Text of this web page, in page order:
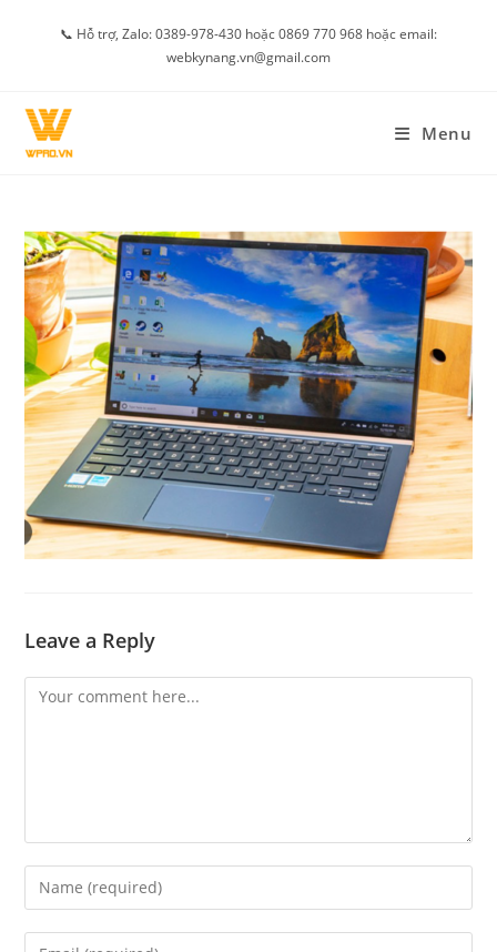
📞 Hỗ trợ, Zalo: 0389-978-430 hoặc 0869 770 968 hoặc email:
webkynang.vn@gmail.com
Menu
Leave a Reply
Comment
Enter
your
name
Enter